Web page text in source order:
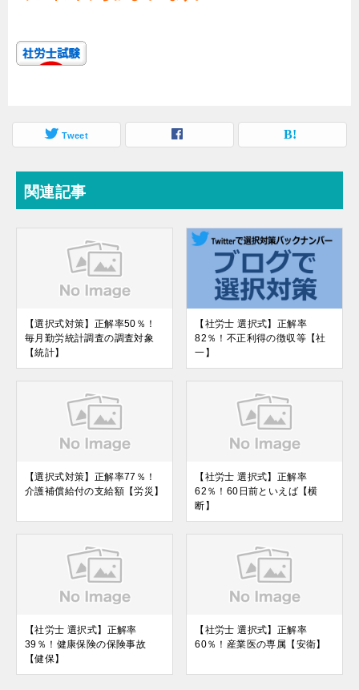
Tweet
関連記事
【選択式対策】正解率50％！
毎月勤労統計調査の調査対象
【統計】
【社労士 選択式】正解率
82％！不正利得の徴収等【社
一】
【選択式対策】正解率77％！
介護補償給付の支給額【労災】
【社労士 選択式】正解率
62％！60日前といえば【横
断】
【社労士 選択式】正解率
39％！健康保険の保険事故
【健保】
【社労士 選択式】正解率
60％！産業医の専属【安衛】